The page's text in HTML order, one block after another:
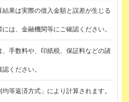
果は実際の借入金額と誤差が生じる
は、金融機関等にご確認ください。
手数料や、印紙税、保証料などの諸
ください。
等返済方式」により計算されます。